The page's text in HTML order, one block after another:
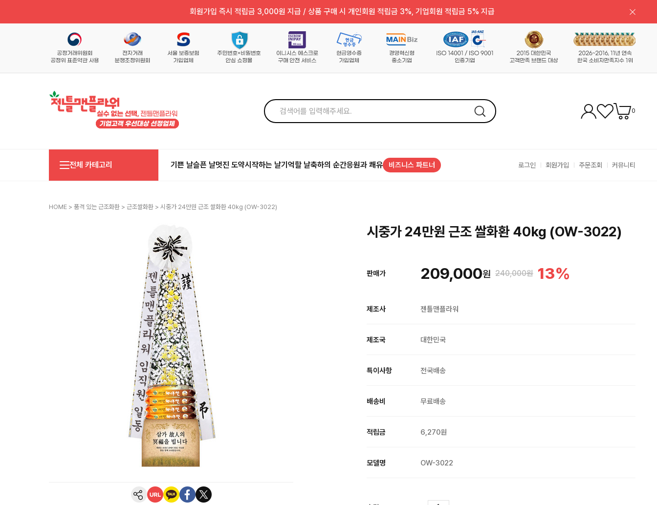
회원가입 즉시 적립금 3,000원 지급 / 상품 구매 시 개인회원 적립금 3%, 기업회원 적립금 5% 지급
0
전체 카테고리 기쁜 날슬픈 날멋진 도약시작하는 날기억할 날축하의 순간응원과 쾌유 비즈니스 파트너 로그인 회원가입 주문조회 커뮤니티
HOME > 품격 있는 근조화환 > 근조쌀화환 > 시중가 24만원 근조 쌀화환 40kg (OW-3022)
시중가 24만원 근조 쌀화환 40kg (OW-3022)
판매가 209,000원 240,000원 13%
제조사 젠틀맨플라워
제조국 대한민국
특이사항 전국배송
배송비 무료배송
적립금 6,270원
모델명 OW-3022